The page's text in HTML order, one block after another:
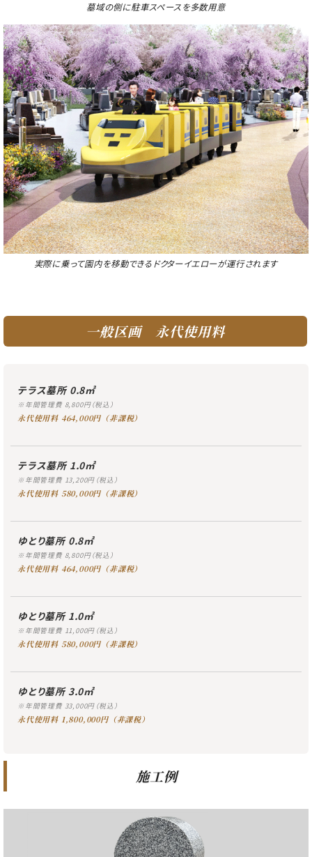
墓域の側に駐車スペースを多数用意
実際に乗って園内を移動できるドクターイエローが運行されます
一般区画 永代使用料​
テラス墓所 0.8㎡
※年間管理費 8,800円（税込）
永代使用料 464,000円（非課税）
テラス墓所 1.0㎡
※年間管理費 13,200円（税込）
永代使用料 580,000円（非課税）
ゆとり墓所 0.8㎡
※年間管理費 8,800円（税込）
永代使用料 464,000円（非課税）
ゆとり墓所 1.0㎡
※年間管理費 11,000円（税込）
永代使用料 580,000円（非課税）
ゆとり墓所 3.0㎡
※年間管理費 33,000円（税込）
永代使用料 1,800,000円（非課税）
施工例